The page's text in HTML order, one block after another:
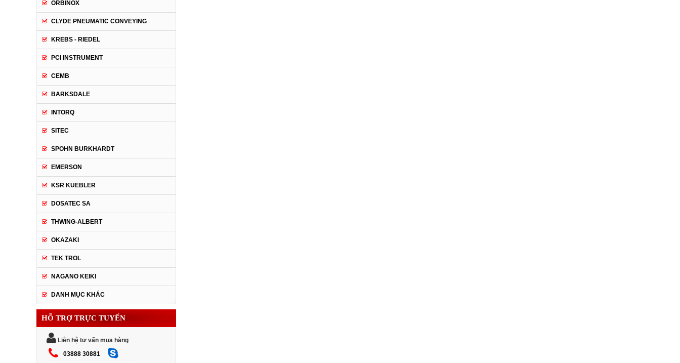
ORBINOX
CLYDE PNEUMATIC CONVEYING
KREBS - RIEDEL
PCI INSTRUMENT
CEMB
BARKSDALE
INTORQ
SITEC
SPOHN BURKHARDT
EMERSON
KSR KUEBLER
DOSATEC SA
THWING-ALBERT
OKAZAKI
TEK TROL
NAGANO KEIKI
DANH MỤC KHÁC
HỖ TRỢ TRỰC TUYẾN
Liên hệ tư vấn mua hàng
03888 30881